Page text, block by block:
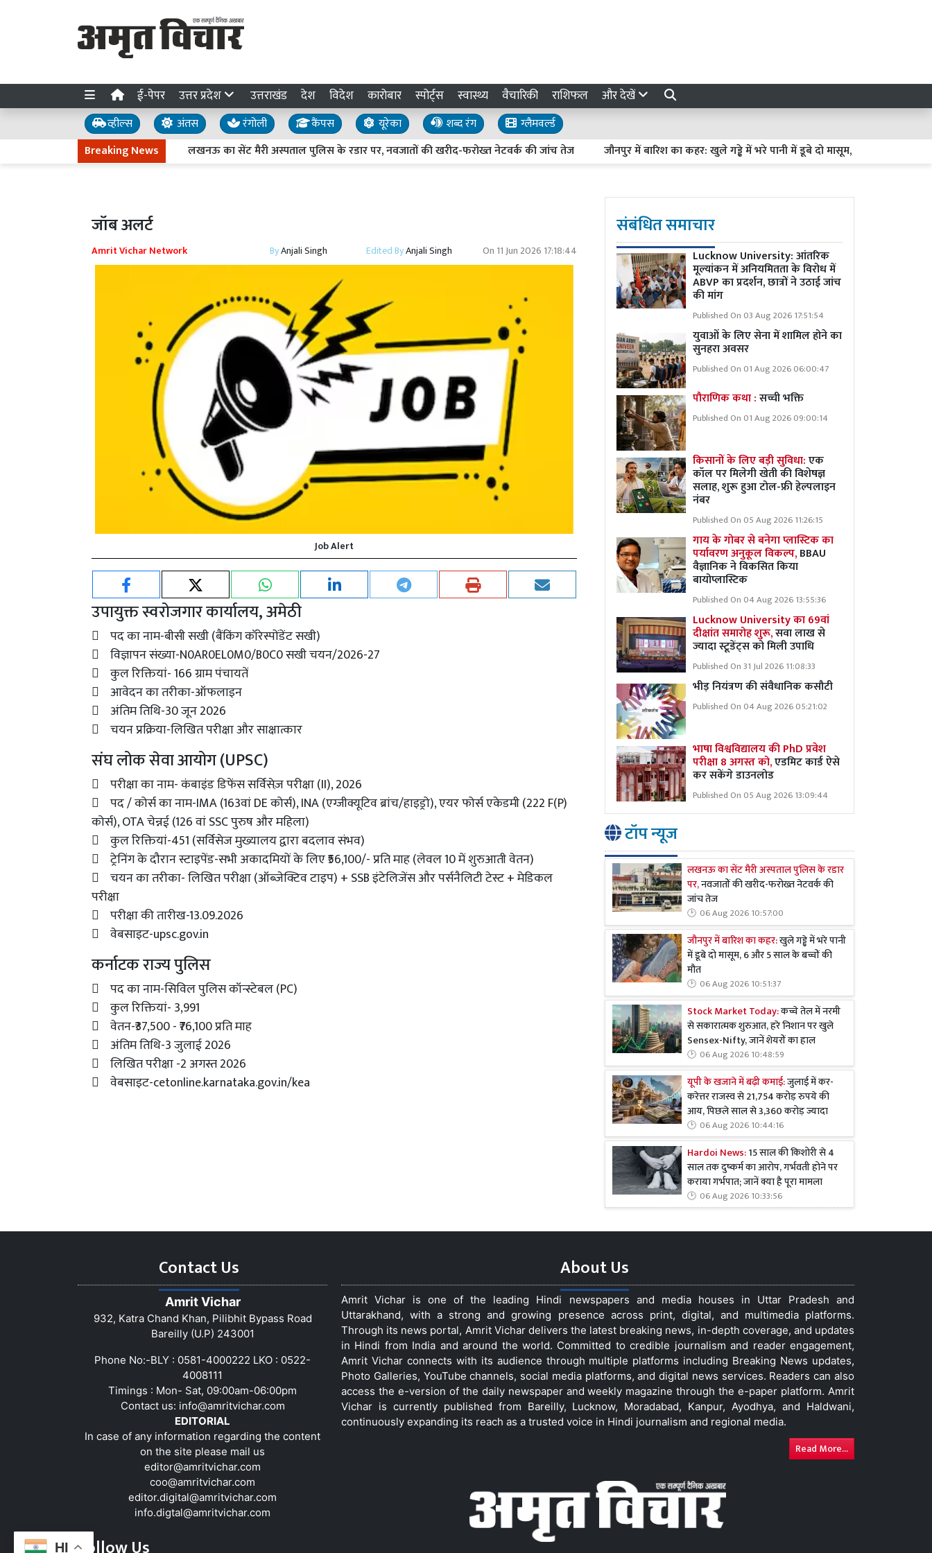
ई-पेपर उत्तर प्रदेश उत्तराखंड देश विदेश कारोबार स्पोर्ट्स स्वास्थ्य वैचारिकी राशिफल और देखें
व्हील्स अंतस रंगोली कैंपस यूरेका शब्द रंग
ग्लैमवर्ल्ड
Breaking News
लखनऊ का सेंट मैरी अस्पताल पुलिस के रडार पर, नवजातों की खरीद-फरोख्त नेटवर्क की जांच तेज जौनपुर में बारिश का कहर: खुले गड्ढे में भरे पानी में डूबे दो मासूम, 6 और 5 साल के बच्चों
HI
जॉब अलर्ट
Amrit Vichar Network ByAnjali Singh Edited ByAnjali Singh On 11 Jun 2026 17:18:44
Job Alert
उपायुक्त स्वरोजगार कार्यालय, अमेठी
 पद का नाम-बीसी सखी (बैंकिंग कॉरेस्पोंडेंट सखी)
 विज्ञापन संख्या-N0AR0EL0M0/B0C0 सखी चयन/2026-27
 कुल रिक्तियां- 166 ग्राम पंचायतें
 आवेदन का तरीका-ऑफलाइन
 अंतिम तिथि-30 जून 2026
 चयन प्रक्रिया-लिखित परीक्षा और साक्षात्कार
संघ लोक सेवा आयोग (UPSC)
 परीक्षा का नाम- कंबाइंड डिफेंस सर्विसेज़ परीक्षा (II), 2026
 पद / कोर्स का नाम-IMA (163वां DE कोर्स), INA (एग्जीक्यूटिव ब्रांच/हाइड्रो), एयर फोर्स एकेडमी (222 F(P)
कोर्स), OTA चेन्नई (126 वां SSC पुरुष और महिला)
 कुल रिक्तियां-451 (सर्विसेज मुख्यालय द्वारा बदलाव संभव)
 ट्रेनिंग के दौरान स्टाइपेंड-सभी अकादमियों के लिए ₹56,100/- प्रति माह (लेवल 10 में शुरुआती वेतन)
 चयन का तरीका- लिखित परीक्षा (ऑब्जेक्टिव टाइप) + SSB इंटेलिजेंस और पर्सनैलिटी टेस्ट + मेडिकल
परीक्षा
 परीक्षा की तारीख-13.09.2026
 वेबसाइट-upsc.gov.in
कर्नाटक राज्य पुलिस
 पद का नाम-सिविल पुलिस कॉन्स्टेबल (PC)
 कुल रिक्तियां- 3,991
 वेतन-₹37,500 - ₹76,100 प्रति माह
 अंतिम तिथि-3 जुलाई 2026
 लिखित परीक्षा -2 अगस्त 2026
 वेबसाइट-cetonline.karnataka.gov.in/kea
संबंधित समाचार
Lucknow University: आंतरिक
मूल्यांकन में अनियमितता के विरोध में
ABVP का प्रदर्शन, छात्रों ने उठाई जांच
की मांग
Published On 03 Aug 2026 17:51:54
युवाओं के लिए सेना में शामिल होने का
सुनहरा अवसर
Published On 01 Aug 2026 06:00:47
पौराणिक कथा :सच्ची भक्ति
Published On 01 Aug 2026 09:00:14
किसानों के लिए बड़ी सुविधा:एक
कॉल पर मिलेगी खेती की विशेषज्ञ
सलाह, शुरू हुआ टोल-फ्री हेल्पलाइन
नंबर
Published On 05 Aug 2026 11:26:15
गाय के गोबर से बनेगा प्लास्टिक का
पर्यावरण अनुकूल विकल्प,BBAU
वैज्ञानिक ने विकसित किया
बायोप्लास्टिक
Published On 04 Aug 2026 13:55:36
Lucknow University का 69वां
दीक्षांत समारोह शुरू,सवा लाख से
ज्यादा स्टूडेंट्स को मिली उपाधि
Published On 31 Jul 2026 11:08:33
भीड़ नियंत्रण की संवैधानिक कसौटी
Published On 04 Aug 2026 05:21:02
भाषा विश्वविद्यालय की PhD प्रवेश
परीक्षा 8 अगस्त को,एडमिट कार्ड ऐसे
कर सकेंगे डाउनलोड
Published On 05 Aug 2026 13:09:44
टॉप न्यूज
लखनऊ का सेंट मैरी अस्पताल पुलिस के रडार
पर,नवजातों की खरीद-फरोख्त नेटवर्क की
जांच तेज
06 Aug 2026 10:57:00
जौनपुर में बारिश का कहर:खुले गड्ढे में भरे पानी
में डूबे दो मासूम, 6 और 5 साल के बच्चों की
मौत
06 Aug 2026 10:51:37
Stock Market Today:कच्चे तेल में नरमी
से सकारात्मक शुरुआत, हरे निशान पर खुले
Sensex-Nifty, जानें शेयरों का हाल
06 Aug 2026 10:48:59
यूपी के खजाने में बढ़ी कमाई:जुलाई में कर-
करेत्तर राजस्व से 21,754 करोड़ रुपये की
आय, पिछले साल से 3,360 करोड़ ज्यादा
06 Aug 2026 10:44:16
Hardoi News:15 साल की किशोरी से 4
साल तक दुष्कर्म का आरोप, गर्भवती होने पर
कराया गर्भपात; जानें क्या है पूरा मामला
06 Aug 2026 10:33:56
Contact Us
Amrit Vichar
932, Katra Chand Khan, Pilibhit Bypass Road
Bareilly (U.P) 243001
Phone No:-BLY : 0581-4000222 LKO : 0522-
4008111
Timings : Mon- Sat, 09:00am-06:00pm
Contact us: info@amritvichar.com
EDITORIAL
In case of any information regarding the content
on the site please mail us
editor@amritvichar.com
coo@amritvichar.com
editor.digital@amritvichar.com
info.digtal@amritvichar.com
About Us
Amrit Vichar is one of the leading Hindi newspapers and media houses in Uttar Pradesh and
Uttarakhand, with a strong and growing presence across print, digital, and multimedia platforms.
Through its news portal, Amrit Vichar delivers the latest breaking news, in-depth coverage, and updates
in Hindi from India and around the world. Committed to credible journalism and reader engagement,
Amrit Vichar connects with its audience through multiple platforms including Breaking News updates,
Photo Galleries, YouTube channels, social media platforms, and digital news services. Readers can also
access the e-version of the daily newspaper and weekly magazine through the e-paper platform. Amrit
Vichar is currently published from Bareilly, Lucknow, Moradabad, Kanpur, Ayodhya, and Haldwani,
continuously expanding its reach as a trusted voice in Hindi journalism and regional media.
Read More...